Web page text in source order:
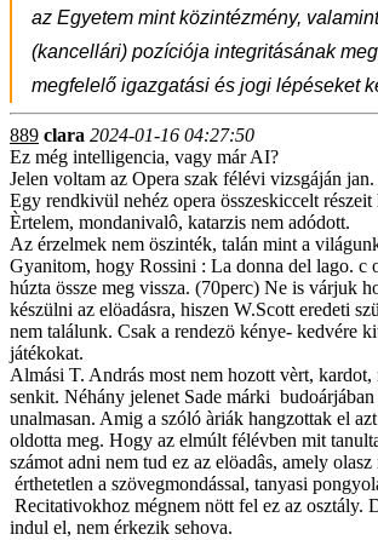
az Egyetem mint közintézmény,
(kancellári) pozíciója integritásának
megfelelő igazgatási és jogi lépéseket
889 clara 2024-01-16 04:27:50
Ez még intelligencia, vagy már AI?
Jelen voltam az Opera szak félévi vizsgáján jan.
Egy rendkivül nehéz opera összeskiccelt részeit
Èrtelem, mondanivalô, katarzis nem adódott.
Az érzelmek nem öszinték, talán mint a
Gyanitom, hogy Rossini : La donna del lago. c
húzta össze meg vissza. (70perc) Ne is várjuk
készülni az elöadásra, hiszen W.Scott eredeti
nem találunk. Csak a rendezö kénye- kedvére
játékokat.
Almási T. András most nem hozott vèrt,
senkit. Néhány jelenet Sade márki budoárjában
unalmasan. Amig a szóló àriák hangzottak el
oldotta meg. Hogy az elmúlt félévben mit
számot adni nem tud ez az elöadâs, amely
érthetetlen a szövegmondással, tanyasi
Recitativokhoz mégnem nött fel ez az osztály.
indul el, nem érkezik sehova.